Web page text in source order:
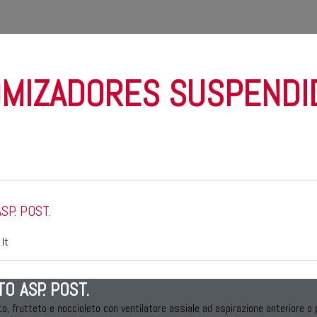
POST.
lt
ASP. POST.
frutteto e noccioleto con ventilatore assiale ad aspirazione anteriore o